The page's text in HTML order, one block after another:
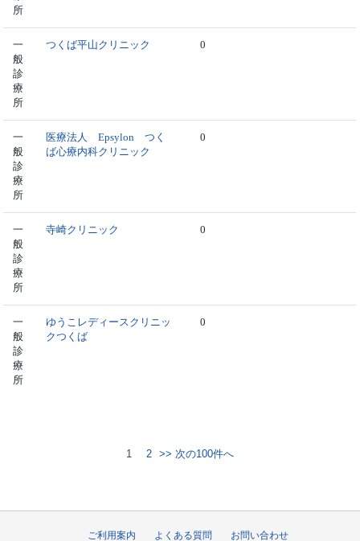
所
一
般
診
療
所
つくば平山クリニック 0
一
般
診
療
所
医療法人 Epsylon つく
ば心療内科クリニック
0
一
般
診
療
所
寺崎クリニック 0
一
般
診
療
所
ゆうこレディースクリニッ
クつくば
0
1 2 >> 次の100件へ
ご利用案内 よくある質問 お問い合わせ